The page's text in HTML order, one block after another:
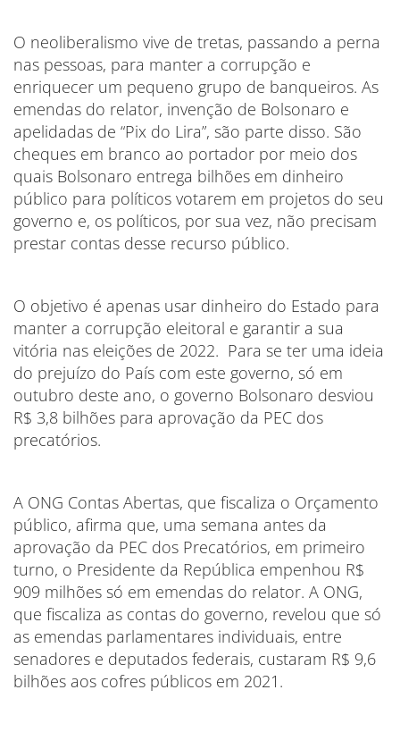
O neoliberalismo vive de tretas, passando a perna
nas pessoas, para manter a corrupção e
enriquecer um pequeno grupo de banqueiros. As
emendas do relator, invenção de Bolsonaro e
apelidadas de “Pix do Lira”, são parte disso. São
cheques em branco ao portador por meio dos
quais Bolsonaro entrega bilhões em dinheiro
público para políticos votarem em projetos do seu
governo e, os políticos, por sua vez, não precisam
prestar contas desse recurso público.
O objetivo é apenas usar dinheiro do Estado para
manter a corrupção eleitoral e garantir a sua
vitória nas eleições de 2022. Para se ter uma ideia
do prejuízo do País com este governo, só em
outubro deste ano, o governo Bolsonaro desviou
R$ 3,8 bilhões para aprovação da PEC dos
precatórios.
A ONG Contas Abertas, que fiscaliza o Orçamento
público, afirma que, uma semana antes da
aprovação da PEC dos Precatórios, em primeiro
turno, o Presidente da República empenhou R$
909 milhões só em emendas do relator. A ONG,
que fiscaliza as contas do governo, revelou que só
as emendas parlamentares individuais, entre
senadores e deputados federais, custaram R$ 9,6
bilhões aos cofres públicos em 2021.